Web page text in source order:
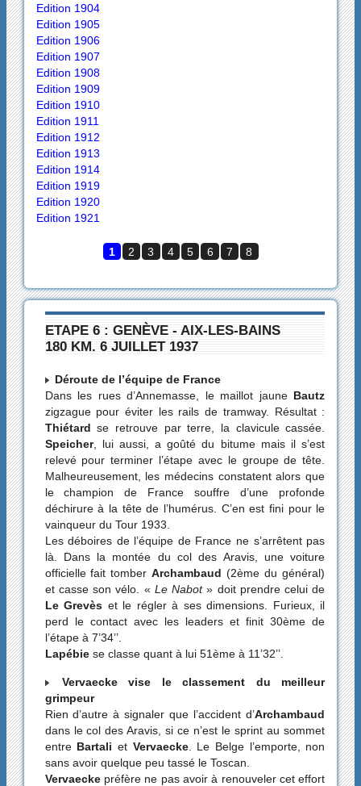
Edition 1904
Edition 1905
Edition 1906
Edition 1907
Edition 1908
Edition 1909
Edition 1910
Edition 1911
Edition 1912
Edition 1913
Edition 1914
Edition 1919
Edition 1920
Edition 1921
1 2 3 4 5 6 7 8
ETAPE 6 : GENÈVE - AIX-LES-BAINS
180 KM. 6 JUILLET 1937
Déroute de l’équipe de France
Dans les rues d’Annemasse, le maillot jaune Bautz
zigzague pour éviter les rails de tramway. Résultat :
Thiétard se retrouve par terre, la clavicule cassée.
Speicher, lui aussi, a goûté du bitume mais il s’est
relevé pour terminer l’étape avec le groupe de tête.
Malheureusement, les médecins constatent alors que
le champion de France souffre d’une profonde
déchirure à la tête de l’humérus. C’en est fini pour le
vainqueur du Tour 1933.
Les déboires de l’équipe de France ne s’arrêtent pas
là. Dans la montée du col des Aravis, une voiture
officielle fait tomberArchambaud (2ème du général)
et casse son vélo. « Le Nabot» doit prendre celui de
Le Grevès et le régler à ses dimensions. Furieux, il
perd le contact avec les leaders et finit 30ème de
l’étape à 7’34’’.
Lapébiese classe quant à lui 51ème à 11’32’’.
Vervaecke vise le classement du meilleur
grimpeur
Rien d’autre à signaler que l’accident d’Archambaud
dans le col des Aravis, si ce n’est le sprint au sommet
entre Bartali et Vervaecke. Le Belge l’emporte, non
sans avoir quelque peu tassé le Toscan.
Vervaeckepréfère ne pas avoir à renouveler cet effort